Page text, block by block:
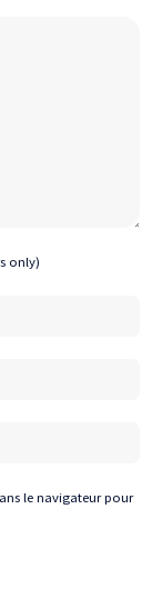
only)
le navigateur pour